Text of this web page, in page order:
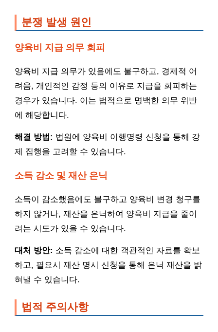
분쟁 발생 원인
양육비 지급 의무 회피
양육비 지급 의무가 있음에도 불구하고, 경제적 어
려움, 개인적인 감정 등의 이유로 지급을 회피하는
경우가 있습니다. 이는 법적으로 명백한 의무 위반
에 해당합니다.
해결 방법: 법원에 양육비 이행명령 신청을 통해 강
제 집행을 고려할 수 있습니다.
소득 감소 및 재산 은닉
소득이 감소했음에도 불구하고 양육비 변경 청구를
하지 않거나, 재산을 은닉하여 양육비 지급을 줄이
려는 시도가 있을 수 있습니다.
대처 방안: 소득 감소에 대한 객관적인 자료를 확보
하고, 필요시 재산 명시 신청을 통해 은닉 재산을 밝
혀낼 수 있습니다.
법적 주의사항